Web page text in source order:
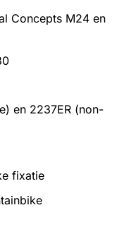
Concepts M24 en
en 2237ER (non-
fixatie